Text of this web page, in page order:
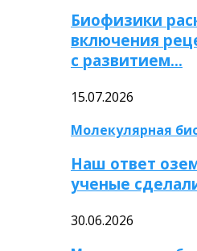
Биофизики
включения
с развитием…
15.07.2026
Молекулярная
Наш ответ
ученые
30.06.2026